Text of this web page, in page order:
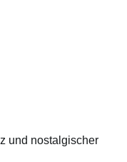
und nostalgischer